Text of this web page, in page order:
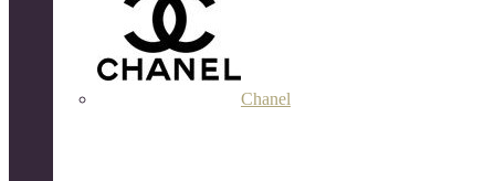
Chanel